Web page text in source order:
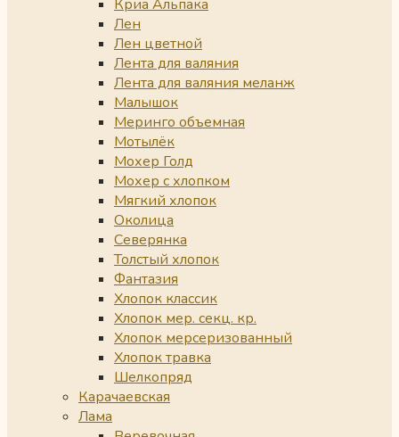
Криа Альпака
Лен
Лен цветной
Лента для валяния
Лента для валяния меланж
Малышок
Меринго объемная
Мотылёк
Мохер Голд
Мохер с хлопком
Мягкий хлопок
Околица
Северянка
Толстый хлопок
Фантазия
Хлопок классик
Хлопок мер. секц. кр.
Хлопок мерсеризованный
Хлопок травка
Шелкопряд
Карачаевская
Лама